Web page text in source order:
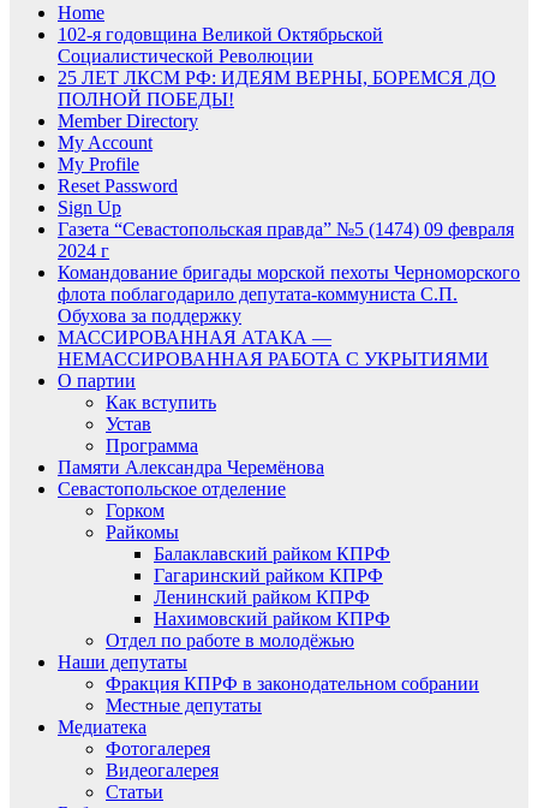
Home
102-я годовщина Великой Октябрьской
Социалистической Революции
25 ЛЕТ ЛКСМ РФ: ИДЕЯМ ВЕРНЫ, БОРЕМСЯ ДО
ПОЛНОЙ ПОБЕДЫ!
Member Directory
My Account
My Profile
Reset Password
Sign Up
Газета “Севастопольская правда” №5 (1474) 09 февраля
2024 г
Командование бригады морской пехоты Черноморского
флота поблагодарило депутата-коммуниста С.П.
Обухова за поддержку
МАССИРОВАННАЯ АТАКА —
НЕМАССИРОВАННАЯ РАБОТА С УКРЫТИЯМИ
О партии
Как вступить
Устав
Программа
Памяти Александра Черемёнова
Севастопольское отделение
Горком
Райкомы
Балаклавский райком КПРФ
Гагаринский райком КПРФ
Ленинский райком КПРФ
Нахимовский райком КПРФ
Отдел по работе в молодёжью
Наши депутаты
Фракция КПРФ в законодательном собрании
Местные депутаты
Медиатека
Фотогалерея
Видеогалерея
Статьи